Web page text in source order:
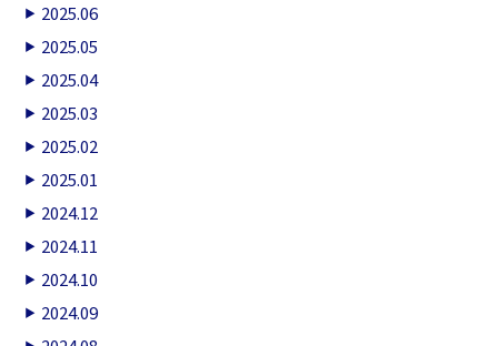
2025.06
2025.05
2025.04
2025.03
2025.02
2025.01
2024.12
2024.11
2024.10
2024.09